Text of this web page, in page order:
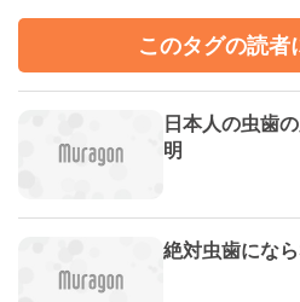
このタグの読者
日本人の虫歯
明
絶対虫歯にな